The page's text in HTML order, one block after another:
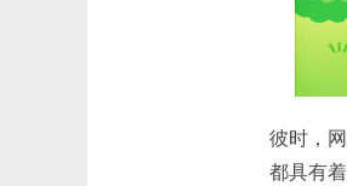
彼时，
都具有